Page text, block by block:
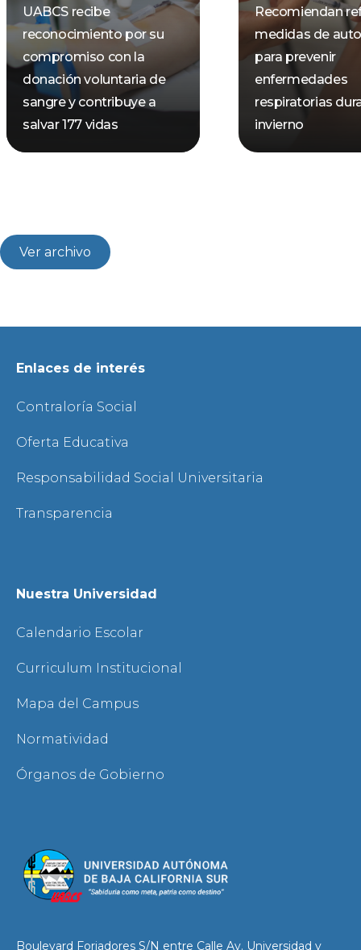
UABCS recibe
reconocimiento por su
compromiso con la
donación voluntaria de
sangre y contribuye a
salvar 177 vidas
Recomiendan
medidas de
para prevenir
enfermedades
respiratorias
invierno
Ver archivo
Enlaces de interés
Contraloría Social
Oferta Educativa
Responsabilidad Social Universitaria
Transparencia
Nuestra Universidad
Calendario Escolar
Curriculum Institucional
Mapa del Campus
Normatividad
Órganos de Gobierno
Boulevard Forjadores S/N entre Calle Av. Universidad y